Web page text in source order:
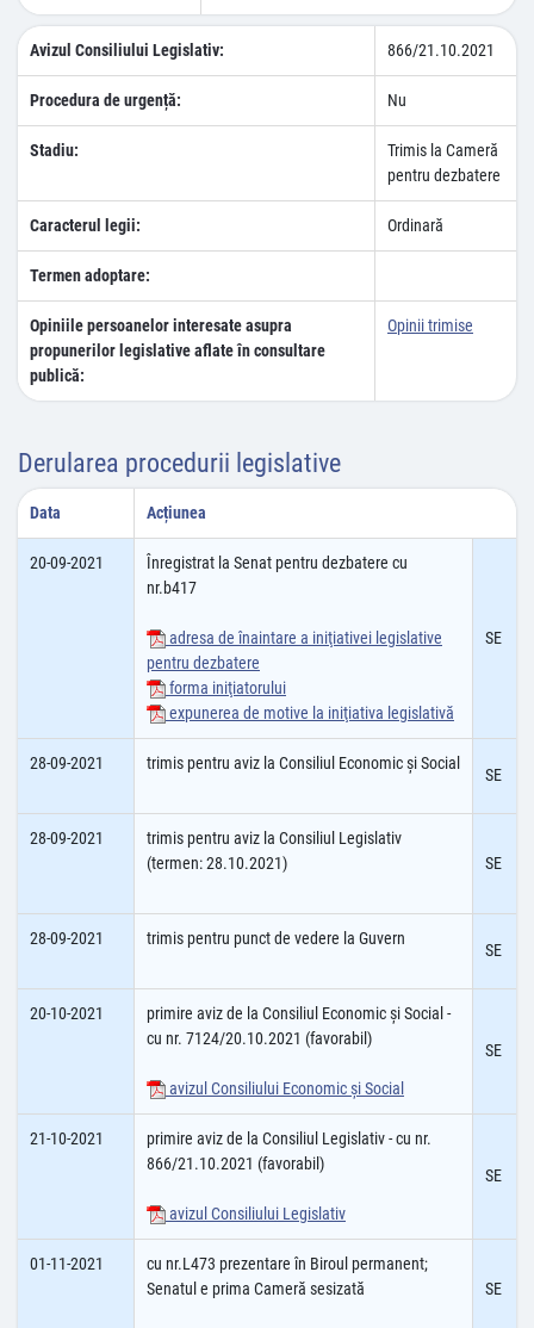
Avizul Consiliului Legislativ: 866/21.10.2021
Procedura de urgență: Nu
Stadiu:
Trimis la Cameră
pentru dezbatere
Caracterul legii: Ordinară
Termen adoptare:
Opiniile persoanelor interesate asupra
propunerilor legislative aflate în consultare
publică:
Opinii trimise
Derularea procedurii legislative
Data Acțiunea
20-09-2021
Înregistrat la Senat pentru dezbatere cu
nr.b417
adresa de înaintare a iniţiativei legislative
pentru dezbatere
forma iniţiatorului
expunerea de motive la iniţiativa legislativă
SE
28-09-2021 trimis pentru aviz la Consiliul Economic şi Social
SE
28-09-2021
trimis pentru aviz la Consiliul Legislativ
(termen: 28.10.2021)
SE
28-09-2021 trimis pentru punct de vedere la Guvern
SE
20-10-2021
primire aviz de la Consiliul Economic şi Social -
cu nr. 7124/20.10.2021 (favorabil)
avizul Consiliului Economic şi Social
SE
21-10-2021
primire aviz de la Consiliul Legislativ - cu nr.
866/21.10.2021 (favorabil)
avizul Consiliului Legislativ
SE
01-11-2021
cu nr.L473 prezentare în Biroul permanent;
Senatul e prima Cameră sesizată
SE